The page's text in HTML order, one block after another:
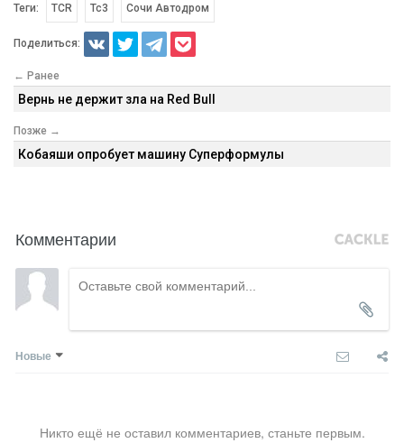
Теги: TCR Tc3 Сочи Автодром
Поделиться:
← Ранее
Вернь не держит зла на Red Bull
Позже →
Кобаяши опробует машину Суперформулы
Комментарии
Новые
Никто ещё не оставил комментариев, станьте первым.